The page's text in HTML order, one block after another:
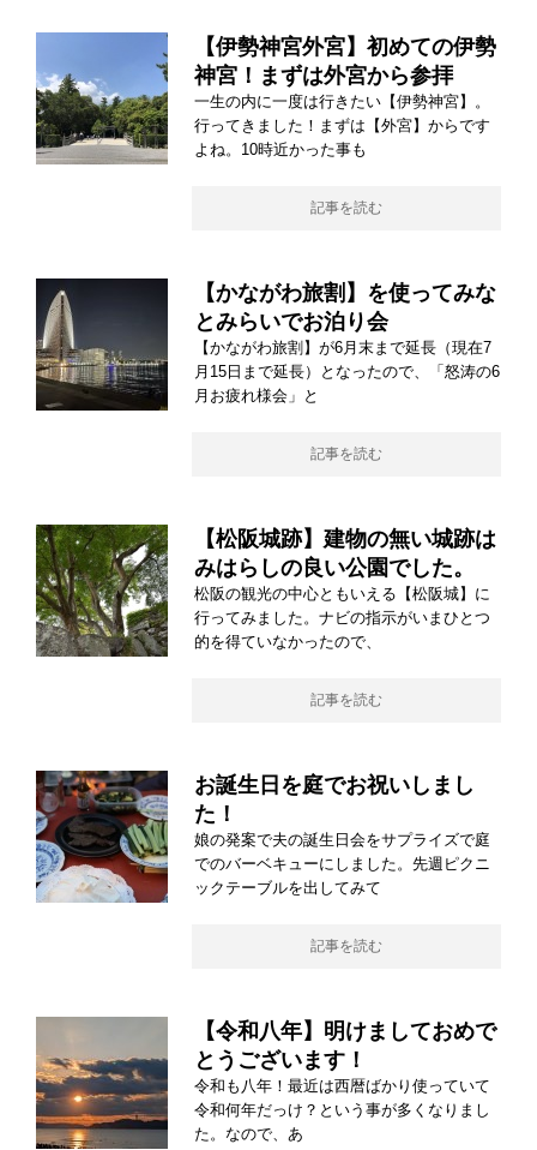
【伊勢神宮外宮】初めての伊勢
神宮！まずは外宮から参拝
一生の内に一度は行きたい【伊勢神宮】。
行ってきました！まずは【外宮】からです
よね。10時近かった事も
記事を読む
【かながわ旅割】を使ってみな
とみらいでお泊り会
【かながわ旅割】が6月末まで延長（現在7
月15日まで延長）となったので、「怒涛の6
月お疲れ様会」と
記事を読む
【松阪城跡】建物の無い城跡は
みはらしの良い公園でした。
松阪の観光の中心ともいえる【松阪城】に
行ってみました。ナビの指示がいまひとつ
的を得ていなかったので、
記事を読む
お誕生日を庭でお祝いしまし
た！
娘の発案で夫の誕生日会をサプライズで庭
でのバーベキューにしました。先週ピクニ
ックテーブルを出してみて
記事を読む
【令和八年】明けましておめで
とうございます！
令和も八年！最近は西暦ばかり使っていて
令和何年だっけ？という事が多くなりまし
た。なので、あ